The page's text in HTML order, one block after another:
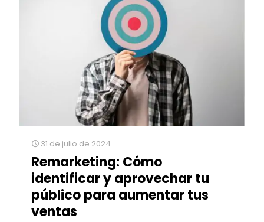
31 de julio de 2024
Remarketing: Cómo
identificar y aprovechar tu
público para aumentar tus
ventas